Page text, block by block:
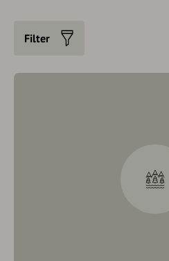
Filter